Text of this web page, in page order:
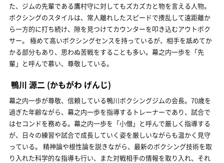
た、ジムの先輩である鷹村守に対してもズカズカと物を言える人物。
ボクシングのスタイルは、常人離れしたスピードで攪乱して遠距離か
ら一方的に打ち続け、隙を見つけてカウンターを叩き込むアウトボク
サー。 極めて高いボクシングセンスを持っているが、相手を舐めてか
かる部分もあり、思わぬ苦戦をすることも多い。幕之内一歩を「先
輩」と呼んで慕い、尊敬している。
鴨川 源二 (かもがわ げんじ)
幕之内一歩が尊敬、信頼している鴨川ボクシングジムの会長。70歳を
過ぎた年齢ながら、幕之内一歩を指導するトレーナーであり、試合で
はセコンドを務める。幕之内一歩を「小僧」と呼んで厳しく指導する
が、日々の練習や試合で成長していく姿を厳しいながらも温かく見守
っている。 精神論や根性論を説きながら、最新のボクシング技術を取
り入れた科学的な指導も行い、また対戦相手の情報を取り入れ、それ